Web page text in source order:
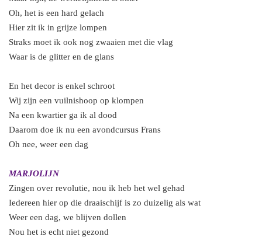
Oh, het is een hard gelach
Hier zit ik in grijze lompen
Straks moet ik ook nog zwaaien met die vlag
Waar is de glitter en de glans
En het decor is enkel schroot
Wij zijn een vuilnishoop op klompen
Na een kwartier ga ik al dood
Daarom doe ik nu een avondcursus Frans
Oh nee, weer een dag
MARJOLIJN
Zingen over revolutie, nou ik heb het wel gehad
Iedereen hier op die draaischijf is zo duizelig als wat
Weer een dag, we blijven dollen
Nou het is echt niet gezond